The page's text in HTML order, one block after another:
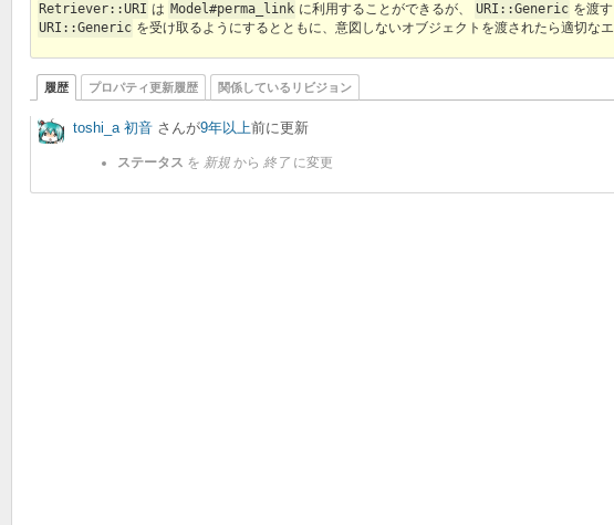
Retriever::URI は Model#perma_link に利用することができるが、 URI::Generic を渡
URI::Generic を受け取るようにするとともに、意図しないオブジェクトを渡されたら適切なエ
履歴 プロパティ更新履歴 関係しているリビジョン
toshi_a 初音 さんが9年以上前に更新
ステータス を 新規 から 終了 に変更